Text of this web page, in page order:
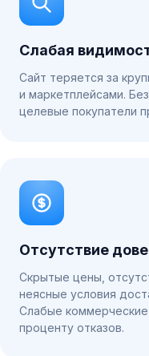
Слабая
Сайт теряется за
и маркетплейсами.
целевые покупатели
Отсутствие
Скрытые цены,
неясные условия
Слабые
проценту отказов.